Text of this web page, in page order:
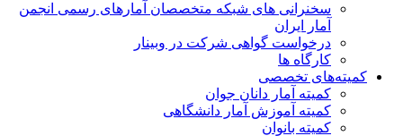
سخنرانی های شبکه متخصصان آمارهای رسمی انجمن
آمار ایران
درخواست گواهی شرکت در وبینار
کارگاه ها
کمیته‌های تخصصی
کمیته آمار دانان جوان
کمیته آموزش آمار دانشگاهی
کمیته بانوان